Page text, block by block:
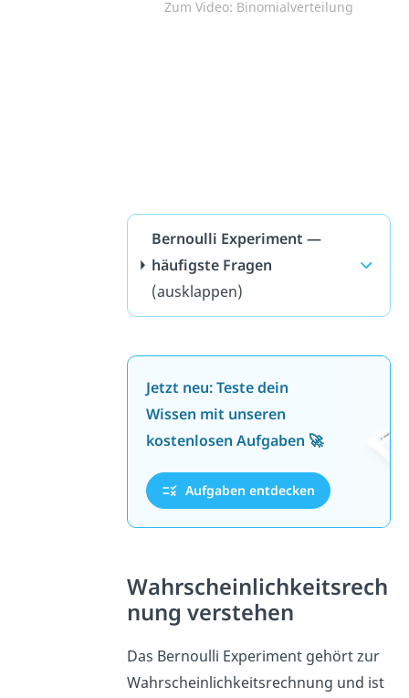
Zum Video: Binomialverteilung
Bernoulli Experiment —
häufigste Fragen
(ausklappen)
Jetzt neu: Teste dein
Wissen mit unseren
kostenlosen Aufgaben 🚀
Aufgaben entdecken
Wahrscheinlichkeitsrech
nung verstehen
Das Bernoulli Experiment gehört zur
Wahrscheinlichkeitsrechnung und ist